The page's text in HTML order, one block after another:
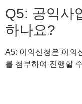
Q5: 공익사
하나요?
A5: 이의신청은 이의
를 첨부하여 진행할